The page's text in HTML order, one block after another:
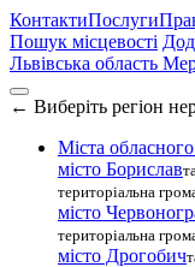
КонтактиПослуги
Пошук місцевості
Львівська область
← Виберіть регіон
Міста
місто Борислав
територіальна
місто
територіальна
місто Дрогобич